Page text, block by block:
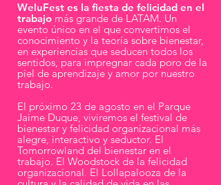
WeluFest es la fiesta de felicidad en el
trabajo más grande de LATAM. Un
evento único en el que convertimos el
conocimiento y la teoría sobre bienestar,
en experiencias que seducen todos los
sentidos, para impregnar cada poro de la
piel de aprendizaje y amor por nuestro
trabajo.
El próximo 23 de agosto en el Parque
Jaime Duque, viviremos el festival de
bienestar y felicidad organizacional más
alegre, interactivo y seductor. El
Tomorrowland del bienestar en el
trabajo. El Woodstock de la felicidad
organizacional. El Lollapalooza de la